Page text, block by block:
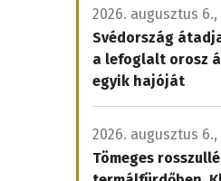
2026. augusztus 6.,
Svédország
a lefoglalt orosz
egyik hajóját
2026. augusztus 6.,
Tömeges